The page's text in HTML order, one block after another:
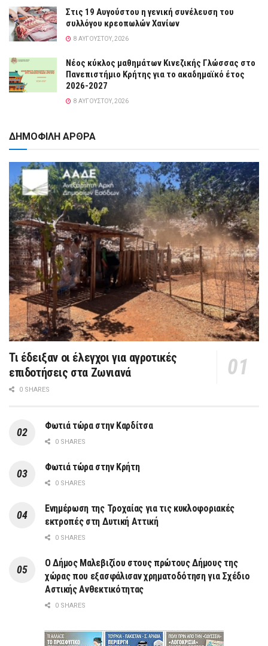
Στις 19 Αυγούστου η γενική συνέλευση του
συλλόγου κρεοπωλών Χανίων
8 ΑΥΓΟΎΣΤΟΥ, 2026
Νέος κύκλος μαθημάτων Κινεζικής Γλώσσας στο
Πανεπιστήμιο Κρήτης για το ακαδημαϊκό έτος
2026-2027
8 ΑΥΓΟΎΣΤΟΥ, 2026
ΔΗΜΟΦΙΛΗ ΑΡΘΡΑ
Τι έδειξαν οι έλεγχοι για αγροτικές
επιδοτήσεις στα Ζωνιανά
0 SHARES
Φωτιά τώρα στην Καρδίτσα
0 SHARES
Φωτιά τώρα στην Κρήτη
0 SHARES
Ενημέρωση της Τροχαίας για τις κυκλοφοριακές
εκτροπές στη Δυτική Αττική
0 SHARES
Ο Δήμος Μαλεβιζίου στους πρώτους Δήμους της
χώρας που εξασφάλισαν χρηματοδότηση για Σχέδιο
Αστικής Ανθεκτικότητας
0 SHARES